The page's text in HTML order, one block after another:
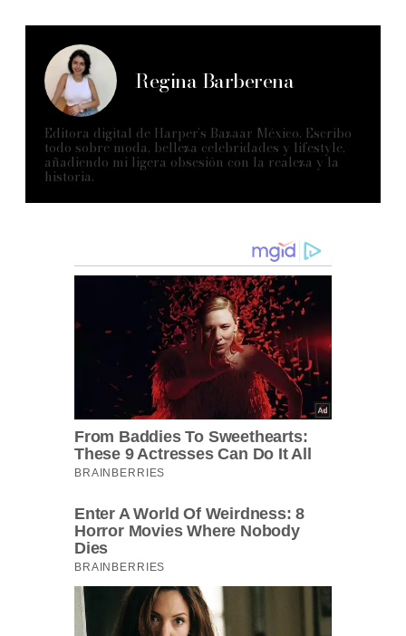
Regina Barberena
Editora digital de Harper’s Bazaar México. Escribo
todo sobre moda, belleza celebridades y lifestyle,
añadiendo mi ligera obsesión con la realeza y la
historia.